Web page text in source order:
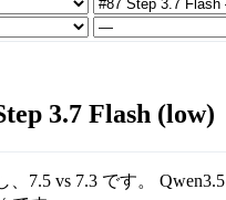
3.7 Flash (low)
7.5 vs 7.3 です。